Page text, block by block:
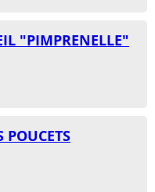
"PIMPRENELLE"
POUCETS